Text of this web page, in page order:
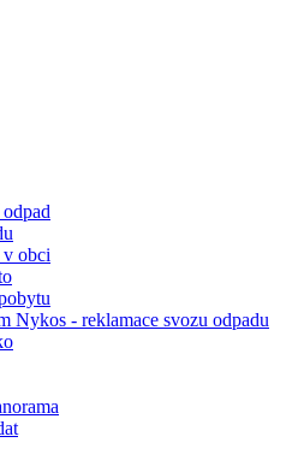
obci
Nykos - reklamace svozu odpadu